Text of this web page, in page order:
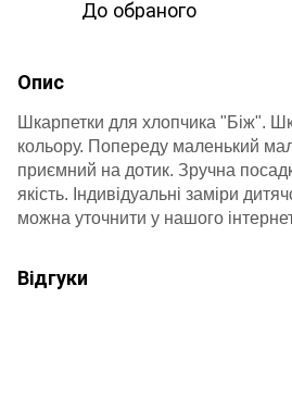
До обраного
Опис
Шкарпетки для хлопчика "Біж".
кольору. Попереду маленький
приємний на дотик. Зручна
якість. Індивідуальні заміри
можна уточнити у нашого
Відгуки